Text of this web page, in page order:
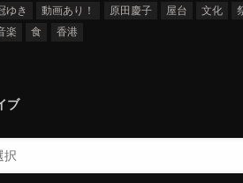
ゆき 動画あり！ 原田慶子 屋台 文化
楽 食 香港
ブ